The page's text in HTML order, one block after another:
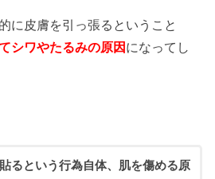
に皮膚を引っ張るということ
シワやたるみの原因 になってし
るという行為自体、肌を傷める原